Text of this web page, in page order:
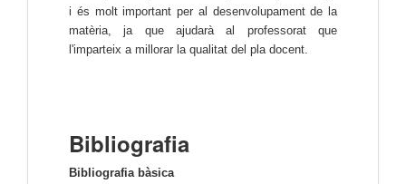
i és molt important per al desenvolupament de la
matèria, ja que ajudarà al professorat que
l'imparteix a millorar la qualitat del pla docent.
Bibliografia
Bibliografia bàsica